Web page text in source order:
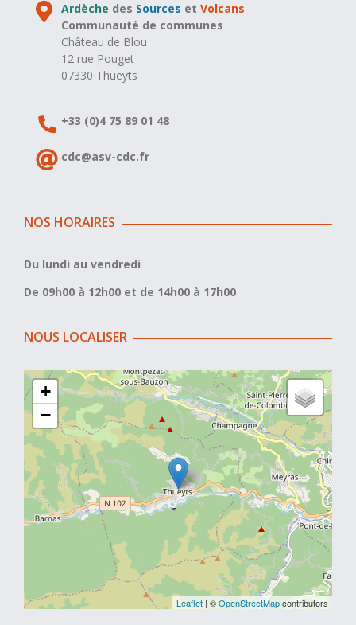
Ardèche des Sources etVolcans
Communauté de communes
Château de Blou
12 rue Pouget
07330 Thueyts
+33 (0)4 75 89 01 48
cdc@asv-cdc.fr
NOS HORAIRES
Du lundi au vendredi
De 09h00 à 12h00 et de 14h00 à 17h00
NOUS LOCALISER
+
−
Leaflet | ©OpenStreetMapcontributors